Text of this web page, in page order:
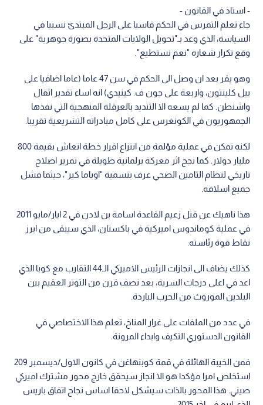
- استاذ في القانون -
جاء تعلم التمرس في الحكم قاسيا على الرجل المبتدئ نسبيا في
السياسة، الذي وعد بـ"تحويل الولايات المتحدة بصورة جوهرية" على
وقع تكرار شعاره "نعم نستطيع".
وهو يقر بعد ان وصل الى الحكم في سن 47 عاما (عاما اضافيا على
بيل كلينتون، واربعة على جون ف. كينيدي) انه اساء تقدير اثقال
واشنطن. كما لم يسعه الا التنديد بالعرقلة المنهجية التي نفذها
الجمهوريون في الكونغرس على كامل مبادراته التشريعية تقريبا.
لكنه تمكن في عملية مؤلمة من انتزاع اقرار خطة انعاش بقيمة 800
مليار دولار. كما نجح اثر معركة برلمانية طويلة في تمرير اصلاح
تاريخي لنظام التامين الصحي عرف بتسمية "اوباما كير"، حيثما فشل
جميع اسلافه.
هذا ناهيك عن قتل زعيم القاعدة اسامة بن لادن في 2 ايار/مايو 2011
في عملية كوماندوس اميركية في باكستان، الذي سيبقى من ابرز
نقاط قوة رئاسته.
كذلك يضاف الى انجازات الرئيس الاميركي الـ44 التقارب مع كوبا الذي
اعد في اعلى درجات السرية، بعد نصف قرن من التوتر العقيم بين
البلدين الموروث من الحرب الباردة.
في عدد من الملفات على غرار المناخ، تعلم هذا الاختصاصي في
القانون الدستوري التكيف وابداء المرونة.
فمن الخيبة الهائلة في قمة كوبنهاغن في كانون الاول/ديسمبر 209
استخلص امرا مؤكدا هو الا انجاز سيحقق خارج محور مشترك اميركي
صيني. هذا المحور بالذات سيشكل لاحقا اساس نجاح اتفاق باريس